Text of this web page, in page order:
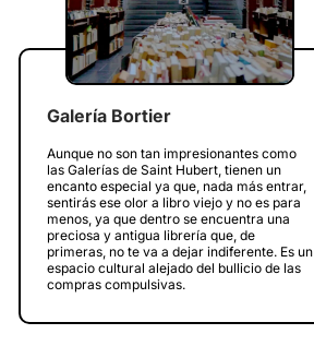
Galería Bortier
Aunque no son tan impresionantes como
las Galerías de Saint Hubert, tienen un
encanto especial ya que, nada más entrar,
sentirás ese olor a libro viejo y no es para
menos, ya que dentro se encuentra una
preciosa y antigua librería que, de
primeras, no te va a dejar indiferente. Es un
espacio cultural alejado del bullicio de las
compras compulsivas.